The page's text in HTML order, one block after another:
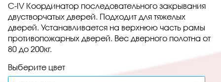
C-IV Координатор последовательного закрывания
двустворчатых дверей. Подходит для тяжелых
дверей. Устанавливается на верхнюю часть рамы
противопожарных дверей. Вес дверного полотна от
80 до 200кг.
Выберите цвет